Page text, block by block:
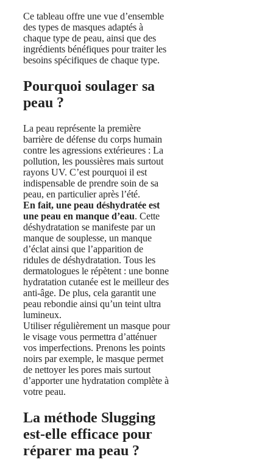
Ce tableau offre une vue d’ensemble
des types de masques adaptés à
chaque type de peau, ainsi que des
ingrédients bénéfiques pour traiter les
besoins spécifiques de chaque type.
Pourquoi soulager sa
peau ?
La peau représente la première
barrière de défense du corps humain
contre les agressions extérieures : La
pollution, les poussières mais surtout
rayons UV. C’est pourquoi il est
indispensable de prendre soin de sa
peau, en particulier après l’été.
En fait, une peau déshydratée est
une peau en manque d’eau. Cette
déshydratation se manifeste par un
manque de souplesse, un manque
d’éclat ainsi que l’apparition de
ridules de déshydratation. Tous les
dermatologues le répètent : une bonne
hydratation cutanée est le meilleur des
anti-âge. De plus, cela garantit une
peau rebondie ainsi qu’un teint ultra
lumineux.
Utiliser régulièrement un masque pour
le visage vous permettra d’atténuer
vos imperfections. Prenons les points
noirs par exemple, le masque permet
de nettoyer les pores mais surtout
d’apporter une hydratation complète à
votre peau.
La méthode Slugging
est-elle efficace pour
réparer ma peau ?